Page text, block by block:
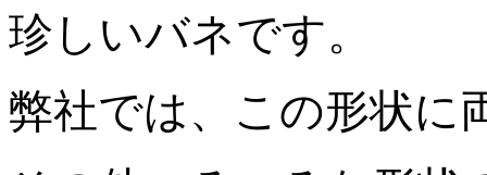
珍しいバネです。
弊社では、この形状に